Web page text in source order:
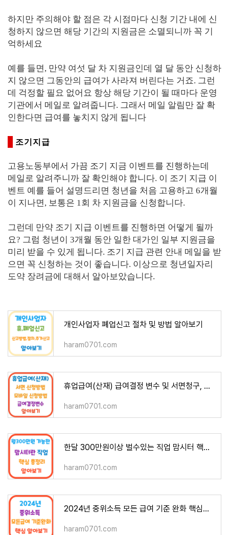
하지만 주의해야 할 점은 각 시점마다 신청 기간 내에 신
청하지 않으면 해당 기간의 지원금은 소멸되니까 꼭 기
억하세요
예를 들면, 만약 여섯 달 차 지원금인데 열 달 동안 신청하
지 않으면 그동안의 급여가 사라져 버린다는 거죠. 그런
데 걱정할 필요 없어요 항상 해당 기간이 될 때마다 운영
기관에서 메일로 알려줍니다. 그래서 메일 알림만 잘 확
인한다면 급여를 놓치지 않게 됩니다
조기지급
고용노동부에서 가끔 조기 지금 이벤트를 진행하는데
메일로 알려주니까 잘 확인해야 합니다. 이 조기 지급 이
벤트 예를 들어 설명드리면 청년을 처음 고용하고 6개월
이 지나면, 보통은 1회 차 지원금을 신청합니다.
그런데 만약 조기 지급 이벤트를 진행하면 어떻게 될까
요? 그럼 청년이 3개월 동안 일한 대가인 일부 지원금을
미리 받을 수 있게 됩니다. 조기 지급 관련 안내 메일을 받
으면 꼭 신청하는 것이 좋습니다. 이상으로 청년일자리
도약 장려금에 대해서 알아보았습니다.
개인사업자 폐업신고 절차 및 방법 알아보기
haram0701.com
휴업급여(산재) 급여결정 변수 및 서면청구, 모바일청구방법 알아보기
haram0701.com
한달 300만원이상 벌수있는 직업 맘시터 핵심정리
haram0701.com
2024년 중위소득 모든 급여 기준 완화 핵심정리
haram0701.com